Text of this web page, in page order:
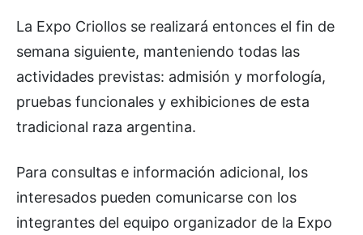
La Expo Criollos se realizará entonces el fin de
semana siguiente, manteniendo todas las
actividades previstas: admisión y morfología,
pruebas funcionales y exhibiciones de esta
tradicional raza argentina.
Para consultas e información adicional, los
interesados pueden comunicarse con los
integrantes del equipo organizador de la Expo